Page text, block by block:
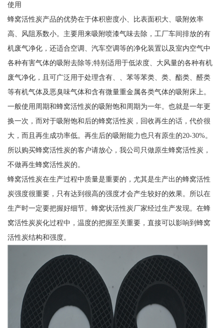
使用
蜂窝活性炭产品的优势在于体积密度小、比表面积大、吸附效率
高、风阻系数小。主要用来吸附喷漆气味去除，工厂车间排放的有
机废气净化，还适合空调、汽车空调等的净化装置以及室内空气中
各种有害气体的吸附去除等;特别适用于低浓度、大风量的各种有机
废气净化，且可广泛用于处理含有、、苯等苯类、类、酯类、醛类
等有机气体及恶臭味气体和含有微量重金属各类气体的吸附床上。
一般使用周期和蜂窝活性炭的吸附饱和周期为一年。也就是一年更
换一次，而对于吸附饱和后的蜂窝活性炭，回收再生的话，代价很
大，而且再生成功率低。再生后的吸附能力也只有原生的20-30%。
所以购买蜂窝活性炭的客户请放心，我公司只做原生蜂窝活性炭，
不做再生蜂窝活性炭的。
蜂窝活性炭在生产过程中质量是重要的，尤其是生产出的蜂窝活性
炭强度很重要，只有达到很高的强度才会产生较好的效果。所以在
生产时一定要把握好细节。蜂窝状活性炭厂家经过生产发现。在蜂
窝活性炭炭化过程中，温度的把握至关重要，直接可以影响到蜂窝
活性炭结构和强度。